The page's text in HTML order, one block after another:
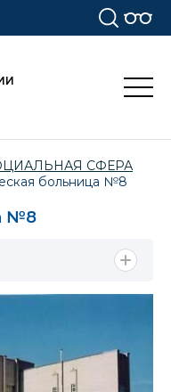
СФЕРА
больница №8
№8